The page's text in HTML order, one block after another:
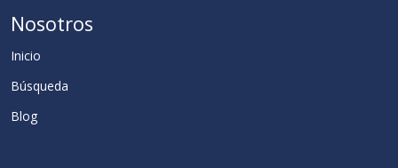
Nosotros
Inicio
Búsqueda
Blog